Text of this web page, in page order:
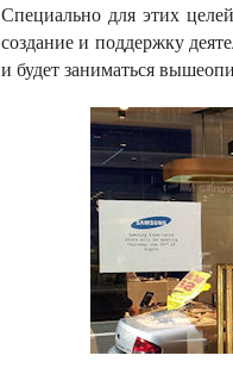
Специально для этих
создание и поддержку
и будет заниматься